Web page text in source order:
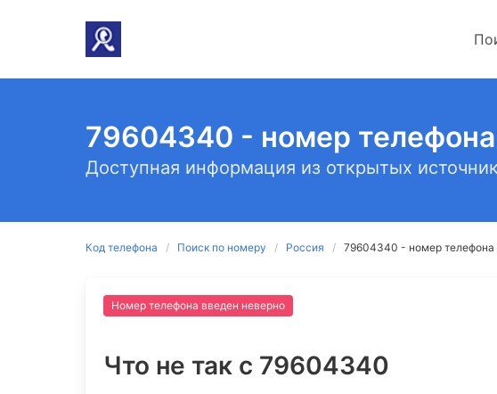
79604340 - номер телефона
Доступная информация из открытых
Код телефона Поиск по номеру Россия 79604340 - номер телефона
Номер телефона введен неверно
Что не так c 79604340